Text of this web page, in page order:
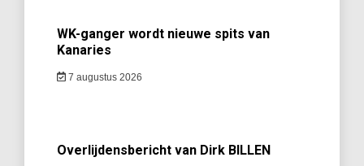
WK-ganger wordt nieuwe spits van
Kanaries
7 augustus 2026
Overlijdensbericht van Dirk BILLEN